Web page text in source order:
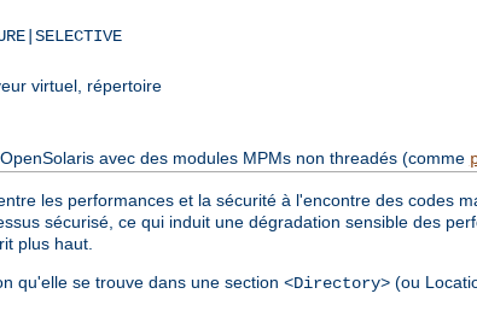
virtuel, répertoire
avec des modules MPMs non threadés (comme
les performances et la sécurité à l'encontre des codes
sécurisé, ce qui induit une dégradation sensible des
plus haut.
qu'elle se trouve dans une section <Directory> (ou